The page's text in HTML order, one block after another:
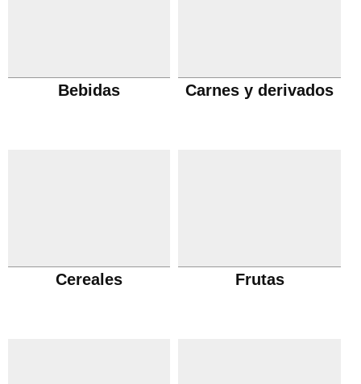
Bebidas Carnes y derivados
Cereales Frutas